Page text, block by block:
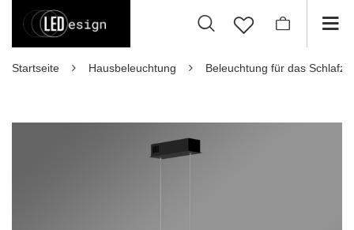
Startseite Hausbeleuchtung Beleuchtung für das